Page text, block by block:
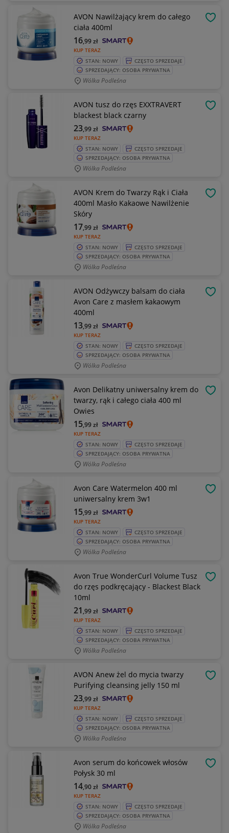
AVON Nawilżający krem do całego
ciała 400ml
KUP TERAZ
16,99zł
STAN: NOWY
CZĘSTO SPRZEDAJE
SPRZEDAJĄCY: OSOBA PRYWATNA
Wólka Podleśna
AVON tusz do rzęs EXXTRAVERT
blackest black czarny
KUP TERAZ
23,99zł
STAN: NOWY
CZĘSTO SPRZEDAJE
SPRZEDAJĄCY: OSOBA PRYWATNA
Wólka Podleśna
AVON Krem do Twarzy Rąk i Ciała
400ml Masło Kakaowe Nawilżenie
Skóry
KUP TERAZ
17,99zł
STAN: NOWY
CZĘSTO SPRZEDAJE
SPRZEDAJĄCY: OSOBA PRYWATNA
Wólka Podleśna
AVON Odżywczy balsam do ciała
Avon Care z masłem kakaowym
400ml
KUP TERAZ
13,99zł
STAN: NOWY
CZĘSTO SPRZEDAJE
SPRZEDAJĄCY: OSOBA PRYWATNA
Wólka Podleśna
Avon Delikatny uniwersalny krem do
twarzy, rąk i całego ciała 400 ml
Owies
KUP TERAZ
15,99zł
STAN: NOWY
CZĘSTO SPRZEDAJE
SPRZEDAJĄCY: OSOBA PRYWATNA
Wólka Podleśna
Avon Care Watermelon 400 ml
uniwersalny krem 3w1
KUP TERAZ
15,99zł
STAN: NOWY
CZĘSTO SPRZEDAJE
SPRZEDAJĄCY: OSOBA PRYWATNA
Wólka Podleśna
Avon True WonderCurl Volume Tusz
do rzęs podkręcający - Blackest Black
10ml
KUP TERAZ
21 ,99zł
STAN: NOWY
CZĘSTO SPRZEDAJE
SPRZEDAJĄCY: OSOBA PRYWATNA
Wólka Podleśna
AVON Anew żel do mycia twarzy
Purifying cleansing jelly 150 ml
KUP TERAZ
23,99zł
STAN: NOWY
CZĘSTO SPRZEDAJE
SPRZEDAJĄCY: OSOBA PRYWATNA
Wólka Podleśna
Avon serum do końcowek włosów
Połysk 30 ml
KUP TERAZ
14,90zł
STAN: NOWY
CZĘSTO SPRZEDAJE
SPRZEDAJĄCY: OSOBA PRYWATNA
Wólka Podleśna